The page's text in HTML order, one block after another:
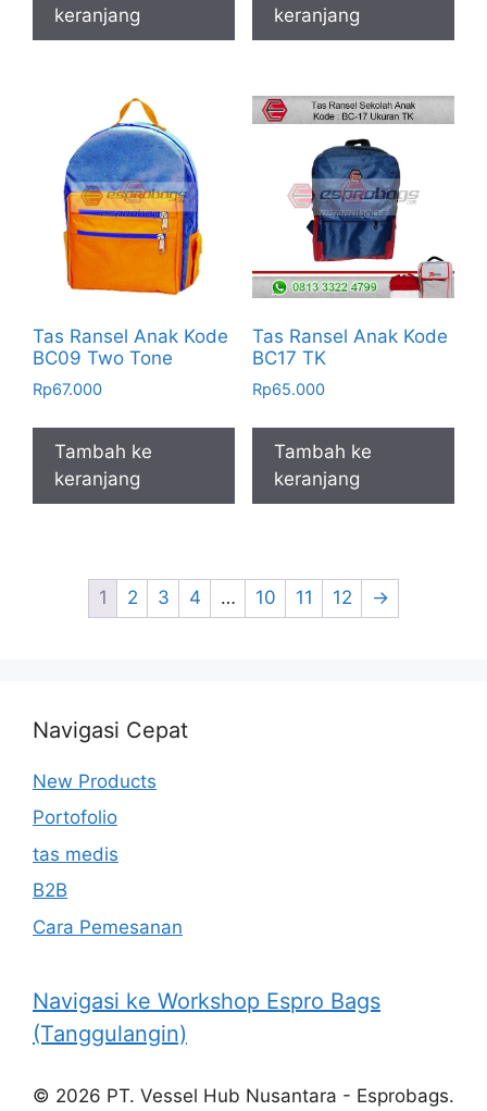
keranjang
keranjang
Tas Ransel Anak Kode
BC09 Two Tone
Rp67.000
Tambah ke
keranjang
Tas Ransel Anak Kode
BC17 TK
Rp65.000
Tambah ke
keranjang
1 2 3 4 … 10 11 12 →
Navigasi Cepat
New Products
Portofolio
tas medis
B2B
Cara Pemesanan
Navigasi ke Workshop Espro Bags
(Tanggulangin)
© 2026 PT. Vessel Hub Nusantara - Esprobags.